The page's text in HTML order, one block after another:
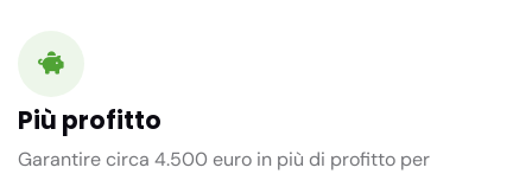
Più profitto
Garantire circa 4.500 euro in più di profitto per